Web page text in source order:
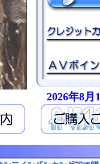
2026年8